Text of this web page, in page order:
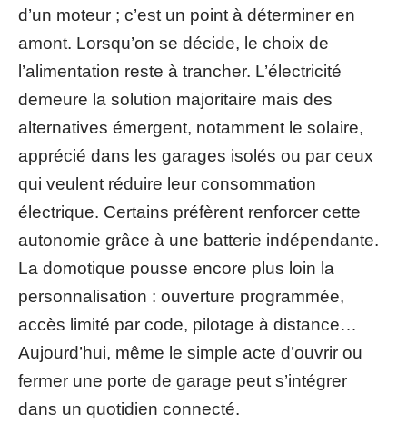
d’un moteur ; c’est un point à déterminer en
amont. Lorsqu’on se décide, le choix de
l’alimentation reste à trancher. L’électricité
demeure la solution majoritaire mais des
alternatives émergent, notamment le solaire,
apprécié dans les garages isolés ou par ceux
qui veulent réduire leur consommation
électrique. Certains préfèrent renforcer cette
autonomie grâce à une batterie indépendante.
La domotique pousse encore plus loin la
personnalisation : ouverture programmée,
accès limité par code, pilotage à distance…
Aujourd’hui, même le simple acte d’ouvrir ou
fermer une porte de garage peut s’intégrer
dans un quotidien connecté.